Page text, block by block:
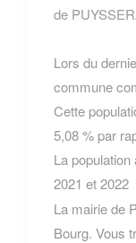
de
Lors du
commune
Cette
5,08 % par
La
2021 et 2022
La mairie de
Bourg. Vous